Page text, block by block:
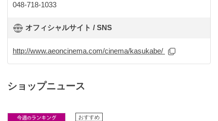
048-718-1033
オフィシャルサイト / SNS
http://www.aeoncinema.com/cinema/kasukabe/
ショップニュース
おすすめ